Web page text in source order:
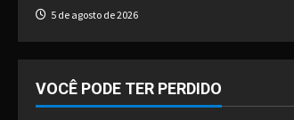
t
i
o
5 de agosto de 2026
VOCÊ PODE TER PERDIDO